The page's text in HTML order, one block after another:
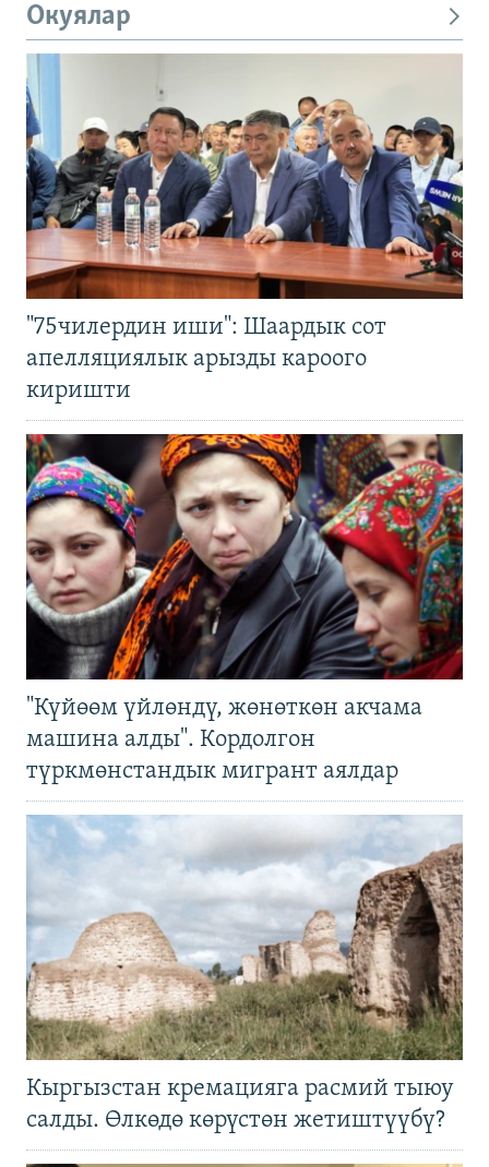
Окуялар
"75чилердин иши": Шаардык сот
апелляциялык арызды кароого
киришти
"Күйөөм үйлөндү, жөнөткөн акчама
машина алды". Кордолгон
түркмөнстандык мигрант аялдар
Кыргызстан кремацияга расмий тыюу
салды. Өлкөдө көрүстөн жетиштүүбү?